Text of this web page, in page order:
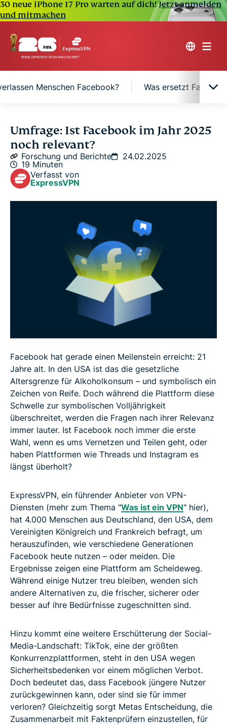
30 neue iPhone 17 Pro warten auf dich!Jetzt anmelden
und mitmachen
Menschen Facebook? Was ersetzt
Facebook mit 21: Meilenstein oder Midlife-Crisis?
Nutzen Menschen Facebook noch?
Warum verlassen Menschen Facebook?
Wird Facebook in zehn Jahren noch relevant sein?
Umfrage: Ist Facebook im Jahr 2025
noch relevant?
Forschung und Berichte
24.02.2025
19 Minuten
Verfasst von
ExpressVPN
Facebook hat gerade einen Meilenstein erreicht: 21
Jahre alt. In den USA ist das die gesetzliche
Altersgrenze für Alkoholkonsum – und symbolisch ein
Zeichen von Reife. Doch während die Plattform diese
Schwelle zur symbolischen Volljährigkeit
überschreitet, werden die Fragen nach ihrer Relevanz
immer lauter. Ist Facebook noch immer die erste
Wahl, wenn es ums Vernetzen und Teilen geht, oder
haben Plattformen wie Threads und Instagram es
längst überholt?
ExpressVPN, ein führender Anbieter von VPN-
Diensten (mehr zum Thema "Was ist ein VPN" hier),
hat 4.000 Menschen aus Deutschland, den USA, dem
Vereinigten Königreich und Frankreich befragt, um
herauszufinden, wie verschiedene Generationen
Facebook heute nutzen – oder meiden. Die
Ergebnisse zeigen eine Plattform am Scheideweg.
Während einige Nutzer treu bleiben, wenden sich
andere Alternativen zu, die frischer, sicherer oder
besser auf ihre Bedürfnisse zugeschnitten sind.
Hinzu kommt eine weitere Erschütterung der Social-
Media-Landschaft: TikTok, eine der größten
Konkurrenzplattformen, steht in den USA wegen
Sicherheitsbedenken vor einem möglichen Verbot.
Doch bedeutet das, dass Facebook jüngere Nutzer
zurückgewinnen kann, oder sind sie für immer
verloren? Gleichzeitig sorgt Metas Entscheidung, die
Zusammenarbeit mit Faktenprüfern einzustellen, für